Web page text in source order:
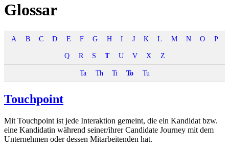
Glossar
A B C D E F G H I J K L M N O P
Q R S T U V X Z
Ta Th Ti To Tu
Touchpoint
Mit Touchpoint ist jede Interaktion gemeint, die ein Kandidat bzw.
eine Kandidatin während seiner/ihrer Candidate Journey mit dem
Unternehmen oder dessen Mitarbeitenden hat.